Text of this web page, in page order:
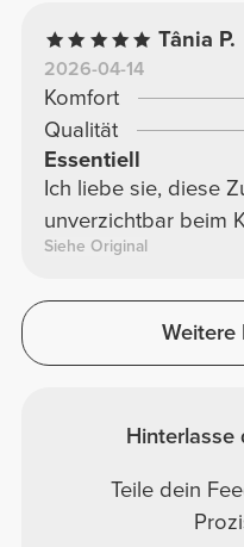
Tânia P.
2026-04-14
Komfort
Qualität
Essentiell
Ich liebe sie, diese
unverzichtbar beim
Siehe Original
Weitere
Hinterlasse
Teile dein